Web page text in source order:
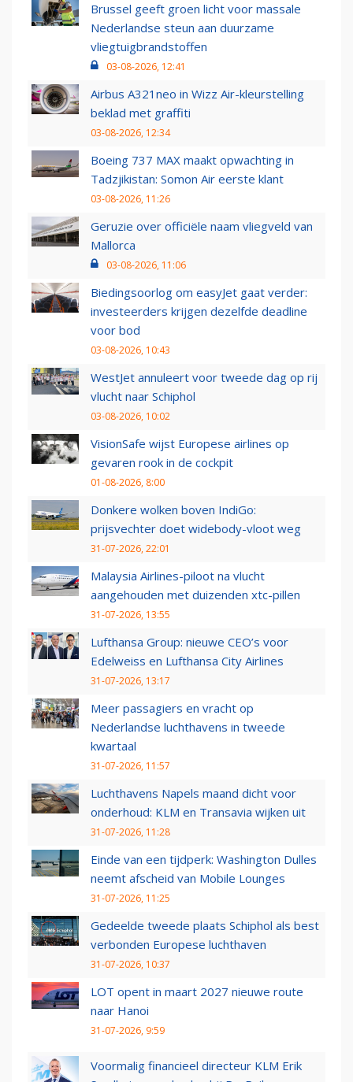
Brussel geeft groen licht voor massale
Nederlandse steun aan duurzame
vliegtuigbrandstoffen
03-08-2026, 12:41
Airbus A321neo in Wizz Air-kleurstelling
beklad met graffiti
03-08-2026, 12:34
Boeing 737 MAX maakt opwachting in
Tadzjikistan: Somon Air eerste klant
03-08-2026, 11:26
Geruzie over officiële naam vliegveld van
Mallorca
03-08-2026, 11:06
Biedingsoorlog om easyJet gaat verder:
investeerders krijgen dezelfde deadline
voor bod
03-08-2026, 10:43
WestJet annuleert voor tweede dag op rij
vlucht naar Schiphol
03-08-2026, 10:02
VisionSafe wijst Europese airlines op
gevaren rook in de cockpit
01-08-2026, 8:00
Donkere wolken boven IndiGo:
prijsvechter doet widebody-vloot weg
31-07-2026, 22:01
Malaysia Airlines-piloot na vlucht
aangehouden met duizenden xtc-pillen
31-07-2026, 13:55
Lufthansa Group: nieuwe CEO’s voor
Edelweiss en Lufthansa City Airlines
31-07-2026, 13:17
Meer passagiers en vracht op
Nederlandse luchthavens in tweede
kwartaal
31-07-2026, 11:57
Luchthavens Napels maand dicht voor
onderhoud: KLM en Transavia wijken uit
31-07-2026, 11:28
Einde van een tijdperk: Washington Dulles
neemt afscheid van Mobile Lounges
31-07-2026, 11:25
Gedeelde tweede plaats Schiphol als best
verbonden Europese luchthaven
31-07-2026, 10:37
LOT opent in maart 2027 nieuwe route
naar Hanoi
31-07-2026, 9:59
Voormalig financieel directeur KLM Erik